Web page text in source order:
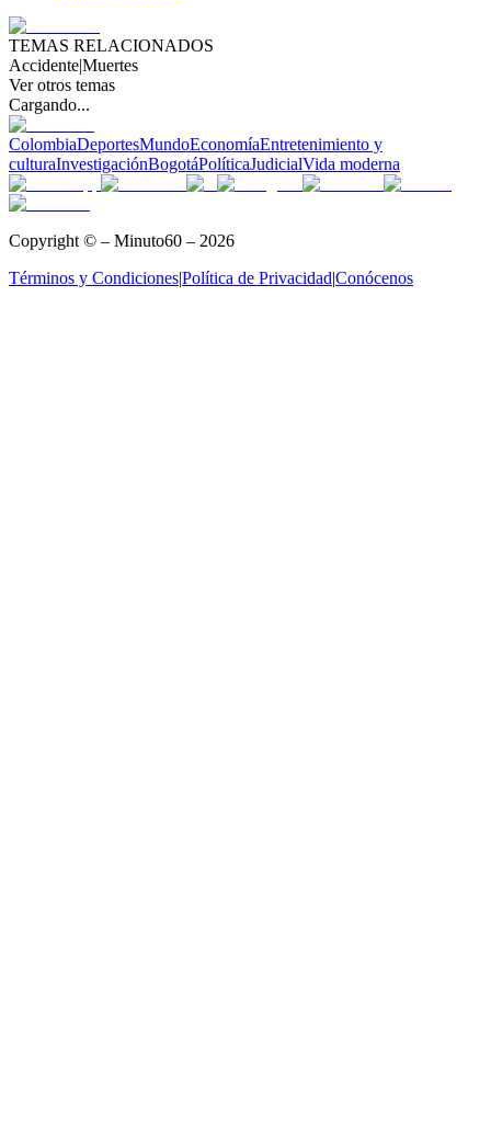
TEMAS RELACIONADOS
Accidente|Muertes
Ver otros temas
Cargando...
ColombiaDeportesMundoEconomíaEntretenimiento y
culturaInvestigaciónBogotáPolíticaJudicialVida moderna
Copyright © – Minuto60 – 2026
Términos y Condiciones|Política de Privacidad|Conócenos